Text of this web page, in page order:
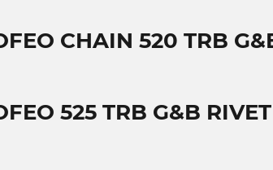
CHAIN 520 TRB
525 TRB G&B